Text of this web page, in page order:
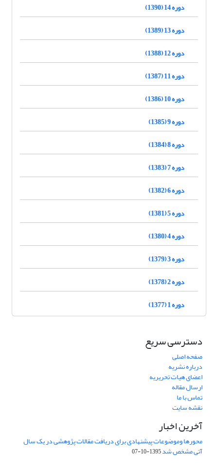
دوره 14 (1390)
دوره 13 (1389)
دوره 12 (1388)
دوره 11 (1387)
دوره 10 (1386)
دوره 9 (1385)
دوره 8 (1384)
دوره 7 (1383)
دوره 6 (1382)
دوره 5 (1381)
دوره 4 (1380)
دوره 3 (1379)
دوره 2 (1378)
دوره 1 (1377)
دسترسی سریع
صفحه اصلی
درباره نشریه
اعضای هیات تحریریه
ارسال مقاله
تماس با ما
نقشه سایت
آخرین اخبار
محورها وموضوعات پیشنهادی برای دریافت مقالات پژوهشی در یک سال
آتی مشخص شد1395-10-07